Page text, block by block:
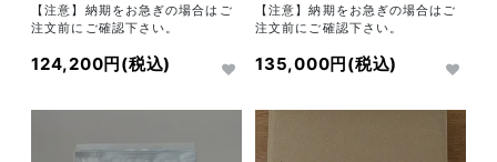
【注意】納期をお急ぎの場合はご
注文前にご確認下さい。
124,200円(税込)
【注意】納期をお急ぎの場合はご
注文前にご確認下さい。
135,000円(税込)